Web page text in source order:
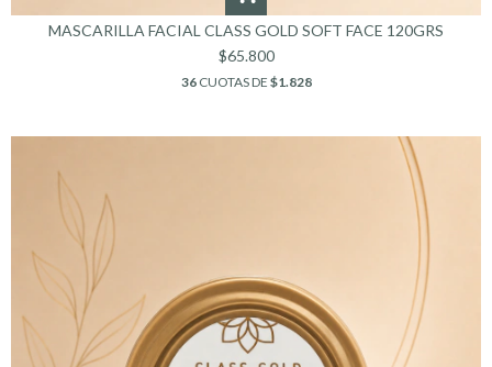
MASCARILLA FACIAL CLASS GOLD SOFT FACE 120GRS
$65.800
36CUOTAS DE $1.828